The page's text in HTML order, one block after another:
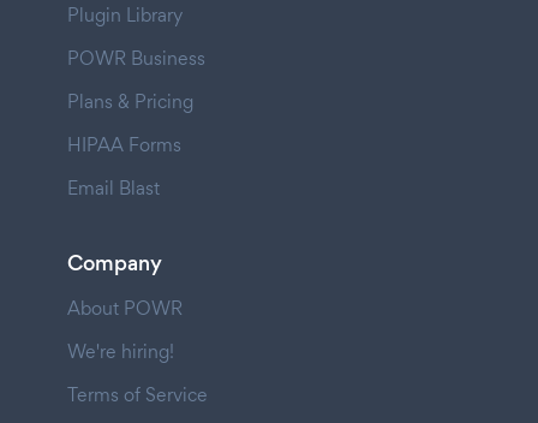
Plugin Library
POWR Business
Plans & Pricing
HIPAA Forms
Email Blast
Company
About POWR
We're hiring!
Terms of Service